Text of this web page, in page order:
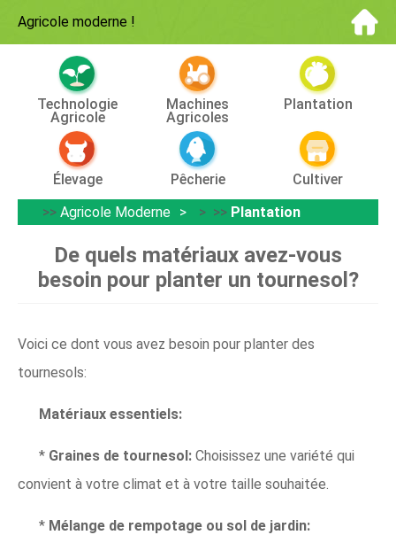
Agricole moderne !
Technologie
Agricole
Machines
Agricoles
Plantation
Élevage Pêcherie
Cultiver
>> Agricole Moderne > >> Plantation
De quels matériaux avez-vous
besoin pour planter un tournesol?
Voici ce dont vous avez besoin pour planter des
tournesols:
Matériaux essentiels:
* Graines de tournesol: Choisissez une variété qui
convient à votre climat et à votre taille souhaitée.
* Mélange de rempotage ou sol de jardin: